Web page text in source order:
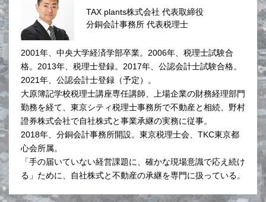
TAX plants株式会社 代表取締役
分銅会計事務所 代表税理士
2001年、中央大学経済学部卒業。2006年、税理士試験合
格。2013年、税理士登録。2017年、公認会計士試験合格。
2021年、公認会計士登録（予定）。
大原簿記学校税理士講座専任講師、上場企業の財務経理部門
勤務を経て、東京シティ税理士事務所で不動産と相続、野村
證券株式会社で自社株式と事業承継の実務に従事。
2018年、分銅会計事務所開設。東京税理士会、TKC東京都
心会所属。
「手の届いていない経営課題に、確かな現場意識で応え続け
る」ために、自社株式と不動産の承継を専門に扱っている。